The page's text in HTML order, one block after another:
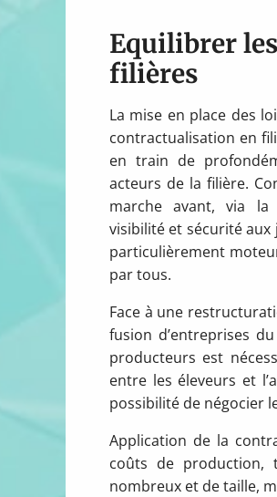
Equilibrer
filières
La mise en place des
contractualisation en
en train de
acteurs de la filière.
marche avant, via la
visibilité et sécurité aux
particulièrement
par tous.
Face à une
fusion d’entreprises
producteurs est
entre les éleveurs et
possibilité de négocier
Application de la
coûts de production,
nombreux et de taille,